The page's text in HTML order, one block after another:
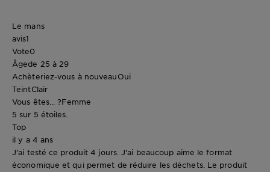
Le mans
avis1
Vote0
Âgede 25 à 29
Achèteriez-vous à nouveauOui
TeintClair
Vous êtes... ?Femme
5 sur 5 étoiles.
Top
il y a 4 ans
J'ai testé ce produit 4 jours. J'ai beaucoup aime le format
économique et qui permet de réduire les déchets. Le produit